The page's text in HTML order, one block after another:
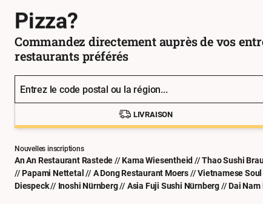
Sushi?
Pizza?
Rendez-vous chez le
Commandez directement auprès de vos
restaurants préférés
Entrez le code postal ou la région...
LIVRAISON
Nouvelles inscriptions
An An Restaurant Rastede//Kama Wiesentheid//Thao Sushi
//Papami Nettetal// A Dong Restaurant Moers//Vietnamese
Diespeck// Inoshi Nürnberg// Asia Fuji Sushi Nürnberg//Dai